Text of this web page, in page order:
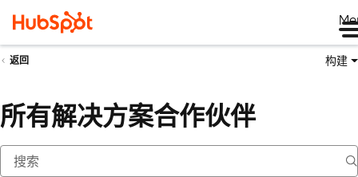
返回 构建
所有解决方案合作伙伴